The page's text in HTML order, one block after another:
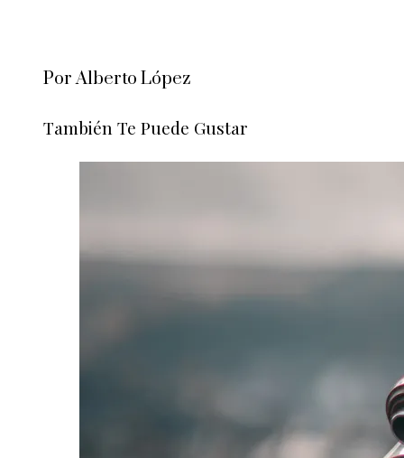
Por Alberto López
También Te Puede Gustar